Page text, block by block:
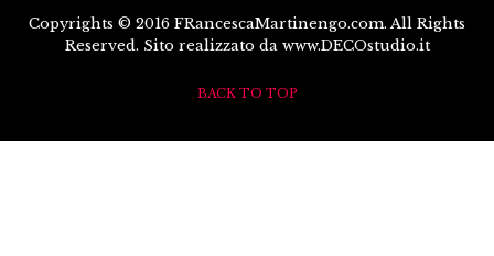
Copyrights © 2016 FRancescaMartinengo.com. All Rights
Reserved. Sito realizzato da www.DECOstudio.it
BACK TO TOP